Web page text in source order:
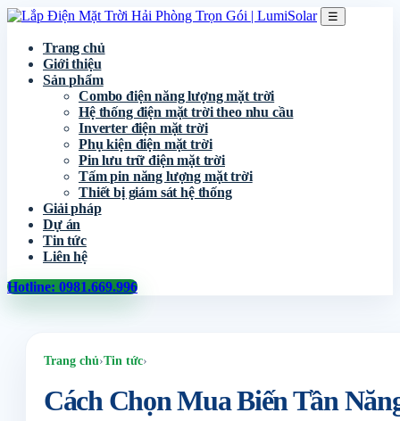
☰
Trang chủ
Giới thiệu
Sản phẩm
Combo điện năng lượng mặt trời
Hệ thống điện mặt trời theo nhu cầu
Inverter điện mặt trời
Phụ kiện điện mặt trời
Pin lưu trữ điện mặt trời
Tấm pin năng lượng mặt trời
Thiết bị giám sát hệ thống
Giải pháp
Dự án
Tin tức
Liên hệ
Hotline: 0981.669.996
Trang chủ›Tin tức›
Cách Chọn Mua Biến Tần